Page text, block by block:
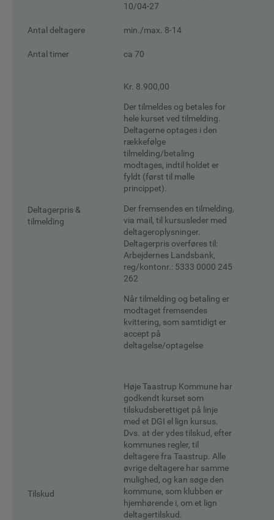
10/04-27
Antal deltagere min./max. 8-14
Antal timer ca 70
Deltagerpris &
tilmelding
Kr. 8.900,00
Der tilmeldes og betales for
hele kurset ved tilmelding.
Deltagerne optages i den
rækkefølge
tilmelding/betaling
modtages, indtil holdet er
fyldt (først til mølle
princippet).
Der fremsendes en tilmelding,
via mail, til kursusleder med
deltageroplysninger.
Deltagerpris overføres til:
Arbejdernes Landsbank,
reg/kontonr.: 5333 0000 245
262
Når tilmelding og betaling er
modtaget fremsendes
kvittering, som samtidigt er
accept på
deltagelse/optagelse
Tilskud
Høje Taastrup Kommune har
godkendt kurset som
tilskudsberettiget på linje
med et DGI el lign kursus.
Dvs. at der ydes tilskud, efter
kommunes regler, til
deltagere fra Taastrup. Alle
øvrige deltagere har samme
mulighed, og kan søge den
kommune, som klubben er
hjemhørende i, om et lign
deltagertilskud.